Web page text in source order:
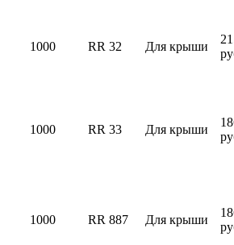
1000 RR 32 Для крыши
1000 RR 33 Для крыши
1000 RR 887 Для крыши